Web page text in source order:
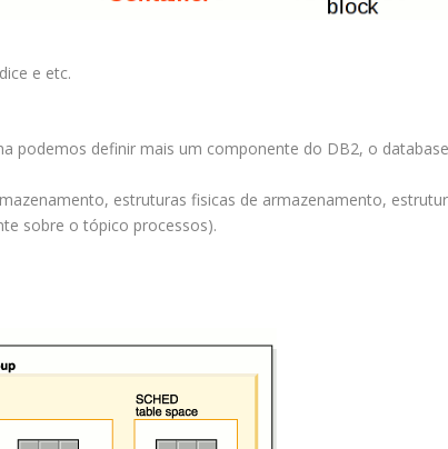
e etc.
podemos definir mais um componente do DB2, o database
estruturas fisicas de armazenamento,
sobre o tópico processos).